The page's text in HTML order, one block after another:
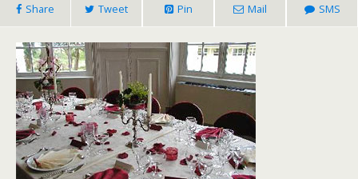
Share Tweet Pin Mail SMS